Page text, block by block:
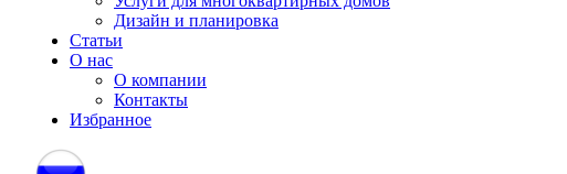
Дизайн и планировка
Статьи
О нас
О компании
Контакты
Избранное